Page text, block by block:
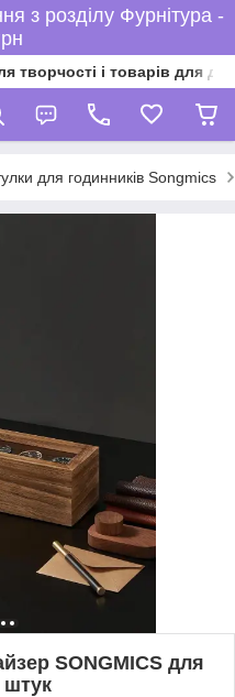
з розділу Фурнітура -
творчості і товарів для
для годинників Songmics
SONGMICS для
штук